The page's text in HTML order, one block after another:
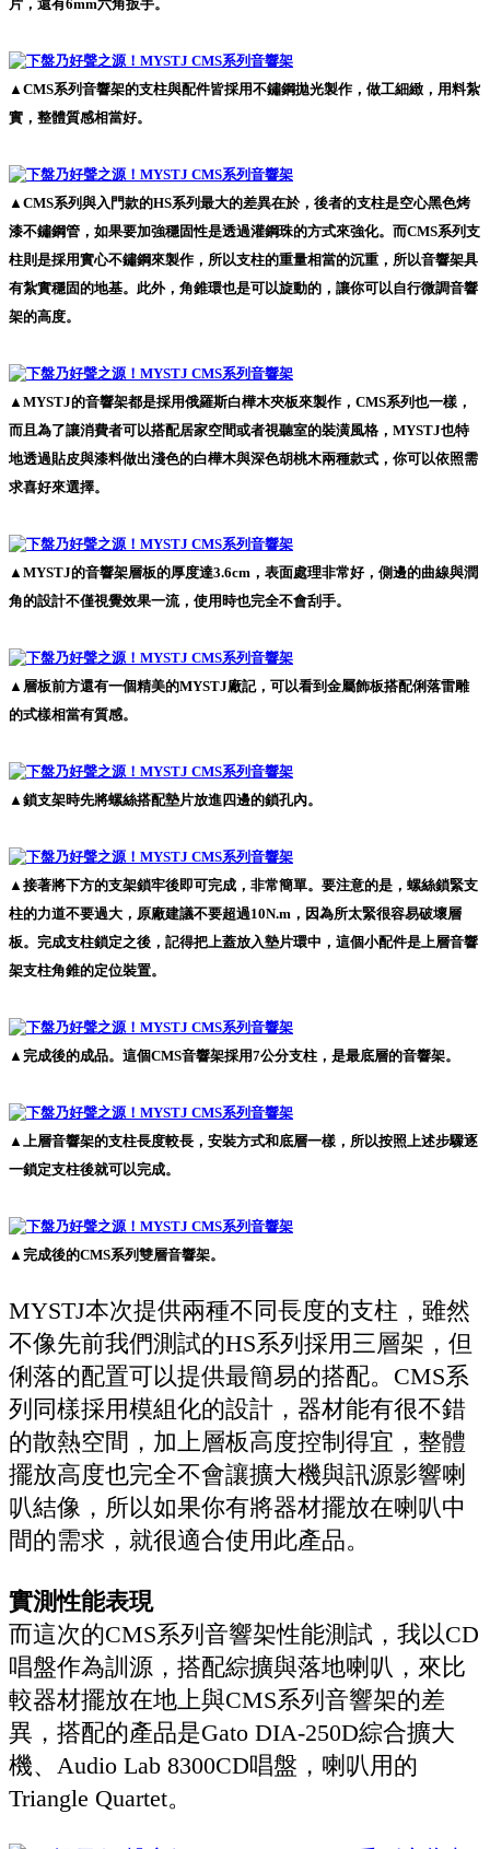
片，還有6mm六角扳手。
▲CMS系列音響架的支柱與配件皆採用不鏽鋼拋光製作，做工細緻，用料紮
實，整體質感相當好。
▲CMS系列與入門款的HS系列最大的差異在於，後者的支柱是空心黑色烤
漆不鏽鋼管，如果要加強穩固性是透過灌鋼珠的方式來強化。而CMS系列支
柱則是採用實心不鏽鋼來製作，所以支柱的重量相當的沉重，所以音響架具
有紮實穩固的地基。此外，角錐環也是可以旋動的，讓你可以自行微調音響
架的高度。
▲MYSTJ的音響架都是採用俄羅斯白樺木夾板來製作，CMS系列也一樣，
而且為了讓消費者可以搭配居家空間或者視聽室的裝潢風格，MYSTJ也特
地透過貼皮與漆料做出淺色的白樺木與深色胡桃木兩種款式，你可以依照需
求喜好來選擇。
▲MYSTJ的音響架層板的厚度達3.6cm，表面處理非常好，側邊的曲線與潤
角的設計不僅視覺效果一流，使用時也完全不會刮手。
▲層板前方還有一個精美的MYSTJ廠記，可以看到金屬飾板搭配俐落雷雕
的式樣相當有質感。
▲鎖支架時先將螺絲搭配墊片放進四邊的鎖孔內。
▲接著將下方的支架鎖牢後即可完成，非常簡單。要注意的是，螺絲鎖緊支
柱的力道不要過大，原廠建議不要超過10N.m，因為所太緊很容易破壞層
板。完成支柱鎖定之後，記得把上蓋放入墊片環中，這個小配件是上層音響
架支柱角錐的定位裝置。
▲完成後的成品。這個CMS音響架採用7公分支柱，是最底層的音響架。
▲上層音響架的支柱長度較長，安裝方式和底層一樣，所以按照上述步驟逐
一鎖定支柱後就可以完成。
▲完成後的CMS系列雙層音響架。
MYSTJ本次提供兩種不同長度的支柱，雖然
不像先前我們測試的HS系列採用三層架，但
俐落的配置可以提供最簡易的搭配。CMS系
列同樣採用模組化的設計，器材能有很不錯
的散熱空間，加上層板高度控制得宜，整體
擺放高度也完全不會讓擴大機與訊源影響喇
叭結像，所以如果你有將器材擺放在喇叭中
間的需求，就很適合使用此產品。
實測性能表現
而這次的CMS系列音響架性能測試，我以CD
唱盤作為訓源，搭配綜擴與落地喇叭，來比
較器材擺放在地上與CMS系列音響架的差
異，搭配的產品是Gato DIA-250D綜合擴大
機、Audio Lab 8300CD唱盤，喇叭用的
Triangle Quartet。